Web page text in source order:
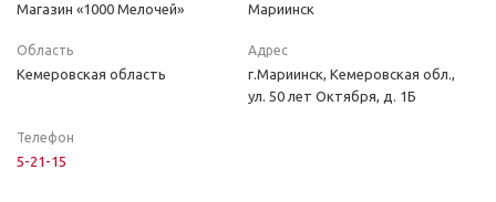
Магазин «1000 Мелочей» Мариинск
Область
Кемеровская область
Адрес
г.Мариинск, Кемеровская обл.,
ул. 50 лет Октября, д. 1Б
Телефон
5-21-15